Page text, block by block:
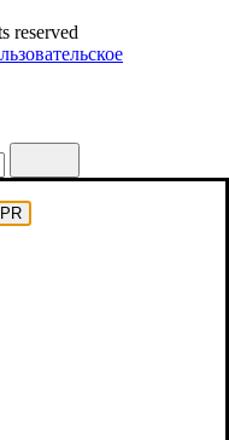
reserved